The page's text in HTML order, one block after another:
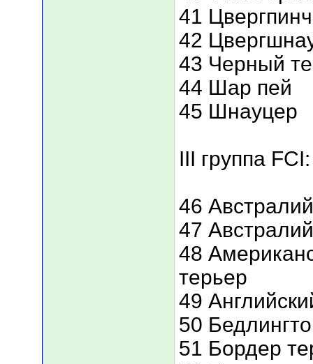
41
42
43 Черный
44 Шар пей
45 Шнауцер
III группа FCI:
46
47
48
терьер
49
50
51 Бордер